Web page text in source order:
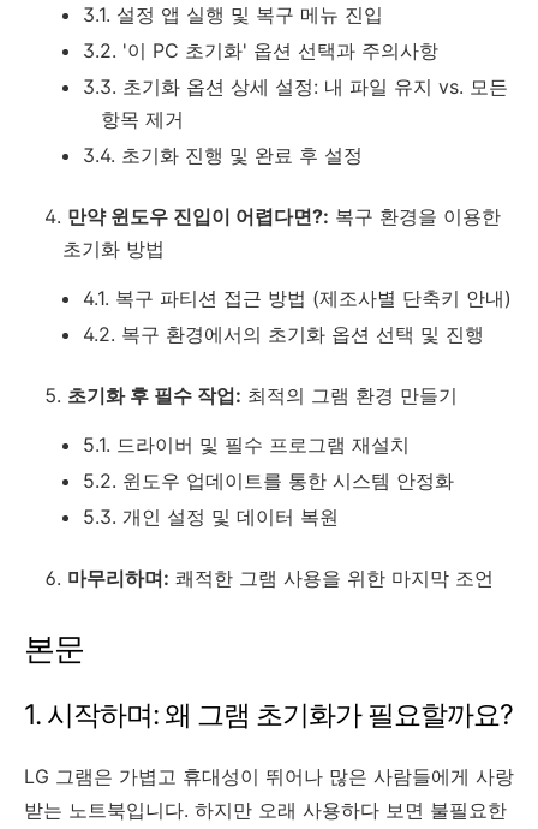
3.1. 설정 앱 실행 및 복구 메뉴 진입
3.2. '이 PC 초기화' 옵션 선택과 주의사항
3.3. 초기화 옵션 상세 설정: 내 파일 유지 vs. 모든
항목 제거
3.4. 초기화 진행 및 완료 후 설정
만약 윈도우 진입이 어렵다면?: 복구 환경을 이용한
초기화 방법
4.1. 복구 파티션 접근 방법 (제조사별 단축키 안내)
4.2. 복구 환경에서의 초기화 옵션 선택 및 진행
초기화 후 필수 작업: 최적의 그램 환경 만들기
5.1. 드라이버 및 필수 프로그램 재설치
5.2. 윈도우 업데이트를 통한 시스템 안정화
5.3. 개인 설정 및 데이터 복원
마무리하며: 쾌적한 그램 사용을 위한 마지막 조언
본문
1. 시작하며: 왜 그램 초기화가 필요할까요?
LG 그램은 가볍고 휴대성이 뛰어나 많은 사람들에게 사랑
받는 노트북입니다. 하지만 오래 사용하다 보면 불필요한